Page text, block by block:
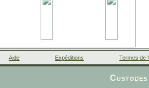
Aide Expéditions Termes de